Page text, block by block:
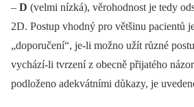
–⁠ D (velmi nízká), věrohodnost je tedy
2D. Postup vhodný pro většinu pacientů
„doporučení“, je-li možno užít různé
vychází-li tvrzení z obecně přijatého
podloženo adekvátními důkazy, je